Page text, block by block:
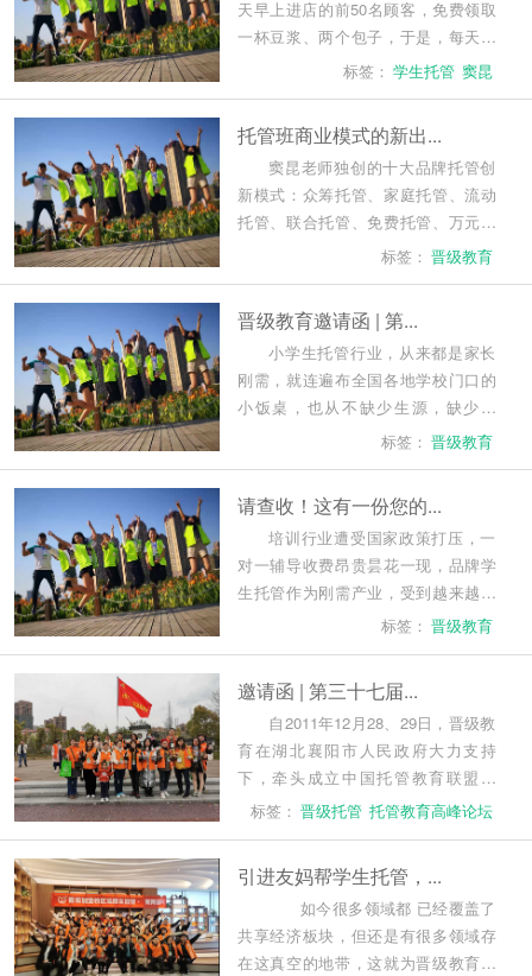
天早上进店的前50名顾客，免费领取
一杯豆浆、两个包子，于是，每天早
上，都有人起早排队，人气旺盛。这
标签： 学生托管 窦昆
托管班商业模式的新出...
窦昆老师独创的十大品牌托管创
新模式：众筹托管、家庭托管、流动
托管、联合托管、免费托管、万元托
管、智能托管、校内托管、共享托
翼，利润倍增...
标签： 晋级教育
晋级教育邀请函 | 第...
小学生托管行业，从来都是家长
刚需，就连遍布全国各地学校门口的
小饭桌，也从不缺少生源，缺少的
是：钱。 疫情过后，小学生托管行业
痛点依然是...
标签： 晋级教育
请查收！这有一份您的...
培训行业遭受国家政策打压，一
对一辅导收费昂贵昙花一现，品牌学
生托管作为刚需产业，受到越来越多
家长青睐。学校门口的店面招牌，很
一些品牌...
标签： 晋级教育
邀请函 | 第三十七届...
自2011年12月28、29日，晋级教
育在湖北襄阳市人民政府大力支持
下，牵头成立中国托管教育联盟以
来，一共举办了36届中国托管教育高
等内训活动，...
标签： 晋级托管 托管教育高峰论坛
引进友妈帮学生托管，...
如今很多领域都 已经覆盖了
共享经济板块，但还是有很多领域存
在这真空的地带，这就为晋级教育的